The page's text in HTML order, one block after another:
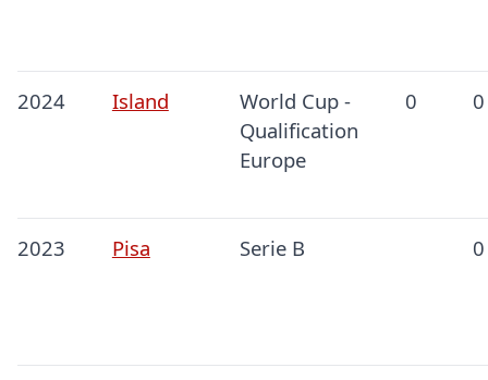
2024 Island
World Cup -
Qualification
Europe
0 0
2023 Pisa Serie B 0